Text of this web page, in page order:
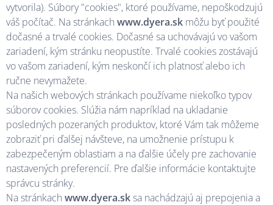
vytvorila). Súbory "cookies", ktoré používame, nepoškodzujú
váš počítač. Na stránkach www.dyera.sk môžu byť použité
dočasné a trvalé cookies. Dočasné sa uchovávajú vo vašom
zariadení, kým stránku neopustíte. Trvalé cookies zostávajú
vo vašom zariadení, kým neskončí ich platnosť alebo ich
ručne nevymažete.
Na našich webových stránkach používame niekoľko typov
súborov cookies. Slúžia nám napríklad na ukladanie
posledných pozeraných produktov, ktoré Vám tak môžeme
zobraziť pri ďalšej návšteve, na umožnenie prístupu k
zabezpečeným oblastiam a na ďalšie účely pre zachovanie
nastavených preferencií. Pre ďalšie informácie kontaktujte
správcu stránky.
Na stránkach www.dyera.sksa nachádzajú aj prepojenia a